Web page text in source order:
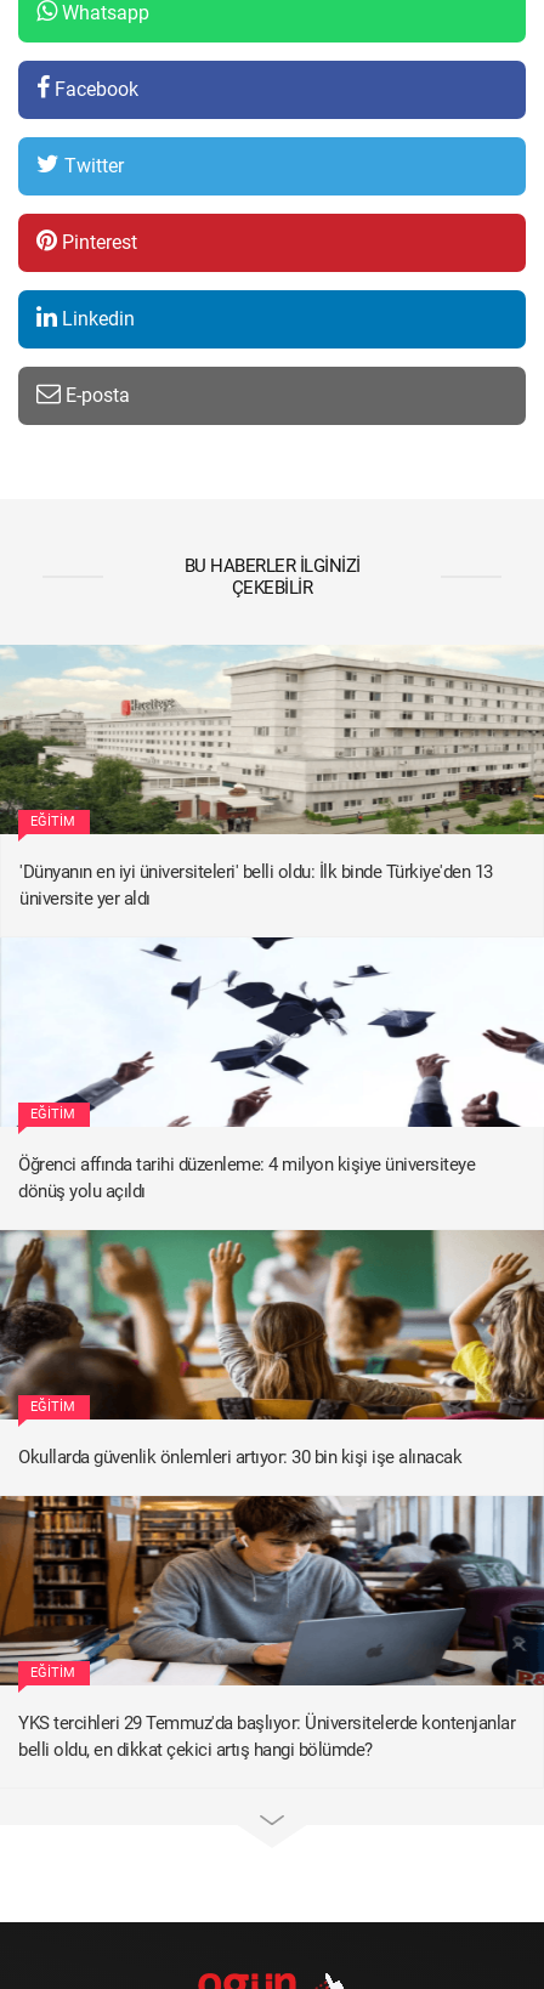
Whatsapp
Facebook
Twitter
Pinterest
Linkedin
E-posta
BU HABERLER İLGINIZI
ÇEKEBILIR
EĞITIM
'Dünyanın en iyi üniversiteleri' belli oldu: İlk binde Türkiye'den 13
üniversite yer aldı
EĞITIM
Öğrenci affında tarihi düzenleme: 4 milyon kişiye üniversiteye
dönüş yolu açıldı
EĞITIM
Okullarda güvenlik önlemleri artıyor: 30 bin kişi işe alınacak
EĞITIM
YKS tercihleri 29 Temmuz'da başlıyor: Üniversitelerde kontenjanlar
belli oldu, en dikkat çekici artış hangi bölümde?